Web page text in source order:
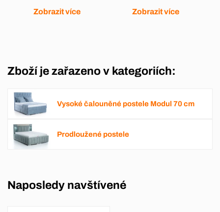
Zobrazit více Zobrazit více
Zboží je zařazeno v kategoriích:
Vysoké čalouněné postele Modul 70 cm
Prodloužené postele
Naposledy navštívené